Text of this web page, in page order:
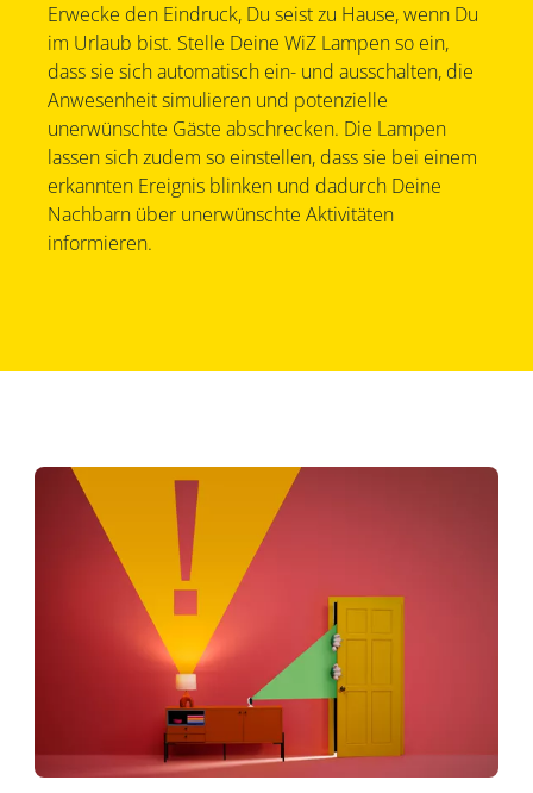
Erwecke den Eindruck, Du seist zu Hause, wenn Du
im Urlaub bist. Stelle Deine WiZ Lampen so ein,
dass sie sich automatisch ein- und ausschalten, die
Anwesenheit simulieren und potenzielle
unerwünschte Gäste abschrecken. Die Lampen
lassen sich zudem so einstellen, dass sie bei einem
erkannten Ereignis blinken und dadurch Deine
Nachbarn über unerwünschte Aktivitäten
informieren.